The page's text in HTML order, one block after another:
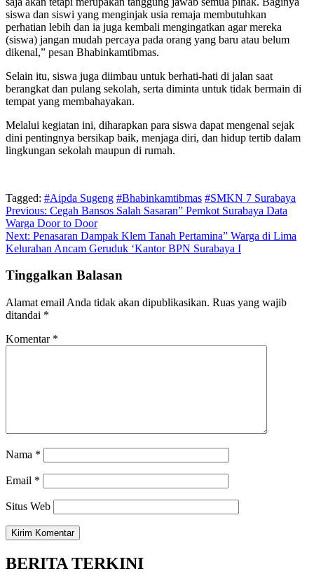
siswa dan siswi yang menginjak usia remaja membutuhkan
perhatian lebih dan ia juga kembali mengingatkan agar mereka
(siswa) jangan mudah percaya pada orang yang baru atau belum
dikenal,” pesan Bhabinkamtibmas.
Selain itu, siswa juga diimbau untuk berhati-hati di jalan saat
berangkat dan pulang sekolah, serta diminta untuk tidak bermain di
tempat yang membahayakan.
Melalui kegiatan ini, diharapkan para siswa dapat mengenal sejak
dini pentingnya bersikap baik, menjaga diri, dan hidup tertib dalam
lingkungan sekolah maupun di rumah.
Tagged: #Aipda Sugeng #Bhabinkamtibmas #SMKN 7 Surabaya
Navigasi
pos
Previous: Cegah Bansos Salah Sasaran” Pemkot Surabaya Data
Warga Door to Door
Next: Penasaran Dampak Klem Tanah Pertamina” Warga di Lima
Kelurahan Ancam Geruduk ‘Kantor BPN Surabaya I
Tinggalkan Balasan
Alamat email Anda tidak akan dipublikasikan. Ruas yang wajib
ditandai *
Komentar *
Nama *
Email *
Situs Web
BERITA TERKINI